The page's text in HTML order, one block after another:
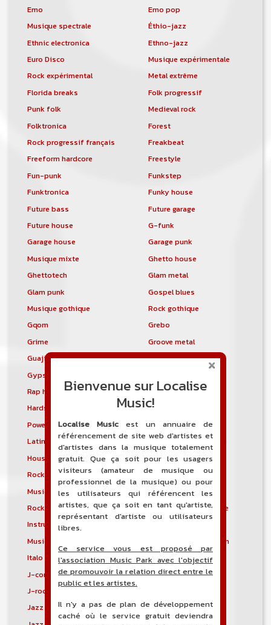
Emo
Emo pop
Musique spectrale
Éthio-jazz
Ethnic electronica
Ethno-jazz
Euro Disco
Musique expérimentale
Rock expérimental
Metal extrême
Florida breaks
Folk progressif
Punk folk
Medieval rock
Folktronica
Forest
Rock progressif français
Freakbeat
Freeform hardcore
Freestyle
Fun-punk
Funkstep
Funktronica
Funky house
Future bass
Future garage
Future house
G-funk
Garage house
Garage punk
Musique mixte
Ghetto house
Ghettotech
Glam metal
Glam punk
Gospel blues
Musique gothique
Rock gothique
Gqom
Grebo
Grime
Groove metal
Guajira
Guaracha
Gypsy punk
Rap hardcore
Industrial hardcore
Hardstep
Hardstyle
Power noise
Heavenly voices
Latin metal
Musique hindoustanie
House progressive
Tropical house
Rock indépendant
Indietronica
Musique industrielle
Metal industriel
Rock industriel
Musique instrumentale
Instrumental
Musique irlandaise
Rock progressif italien
Italo Disco
Italo house
J-core
J-pop
J-rock
Jazz blues
Jazz modal
Bienvenue sur Localise
Music!
Localise Music est un annuaire de
référencement de site web d'artistes et
d'artistes dans la musique totalement
gratuit. Que ça soit pour les usagers
visiteurs (amateur de musique ou
professionnel de la musique) ou pour
les utilisateurs qui référencent les
artistes, que ça soit en tant qu'artiste,
représentant d'artiste ou utilisateurs
libres.
Ce service vous est proposé par
l'association Music Park avec l'objectif
de promouvoir la relation direct entre le
public et les artistes.
Il n'y a pas de plan de développement
caché où le service gratuit deviendra